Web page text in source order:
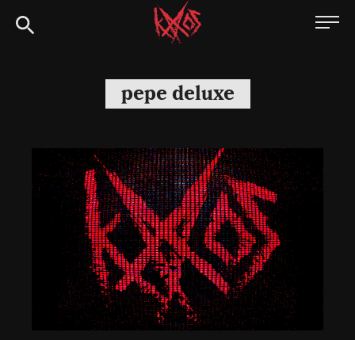
Siirry
suoraan
Kaaoszine
pepe deluxe